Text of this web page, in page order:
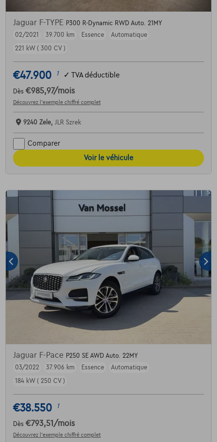
Jaguar F-TYPE P300 R-Dynamic RWD Auto. 21MY
02/2021
39.700 km Essence
Automatique
221 kW ( 300 CV )
€47.900 1 ✓ TVA déductible
Dès €985,97/mois
Découvrez l’exemple chiffré complet
9240 Zele, JLR Szrek
Comparer
Voir le véhicule
Jaguar F-Pace P250 SE AWD Auto. 22MY
03/2022
37.906 km Essence
Automatique
184 kW ( 250 CV )
€38.550 1
Dès €793,51 /mois
Découvrez l’exemple chiffré complet